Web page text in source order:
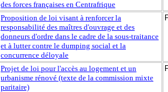
des forces françaises en Centrafrique
Proposition de loi visant à renforcer la
responsabilité des maîtres d'ouvrage et des
donneurs d'ordre dans le cadre de la sous-traitance
et à lutter contre le dumping social et la
concurrence déloyale
Projet de loi pour l'accès au logement et un
urbanisme rénové (texte de la commission mixte
paritaire)